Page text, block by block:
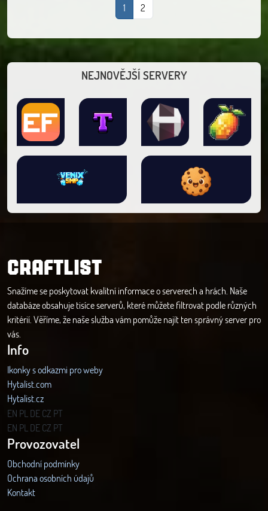
1 2
NEJNOVĚJŠÍ SERVERY
CRAFTLIST
Snažíme se poskytovat kvalitní informace o serverech a hrách. Naše
databáze obsahuje tisíce serverů, které můžete filtrovat podle různých
kritérií. Věříme, že naše služba vám pomůže najít ten správný server pro
vás.
Info
Ikonky s odkazmi pro weby
Hytalist.com
Hytalist.cz
Hytamods.org
EN PL DECZ PT
EN PL DECZ PT
Provozovatel
Obchodní podmínky
Ochrana osobních údajů
Kontakt